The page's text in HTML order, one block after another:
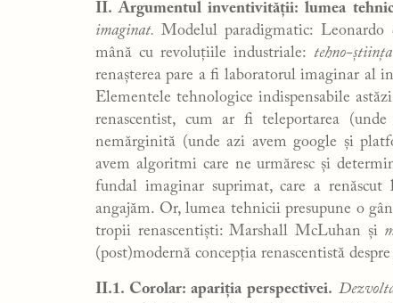
II. Argumentul inventivității: lumea
imaginat. Modelul paradigmatic:
mână cu revoluțiile industriale: tehno-știința
renașterea pare a fi laboratorul imaginar al
Elementele tehnologice indispensabile
renascentist, cum ar fi teleportarea
nemărginită (unde azi avem google și
avem algoritmi care ne urmăresc și
fundal imaginar suprimat, care a
angajăm. Or, lumea tehnicii presupune o
tropii renascentiști: Marshall McLuhan și
(post)modernă concepția renascentistă despre
II.1. Corolar: apariția perspectivei.